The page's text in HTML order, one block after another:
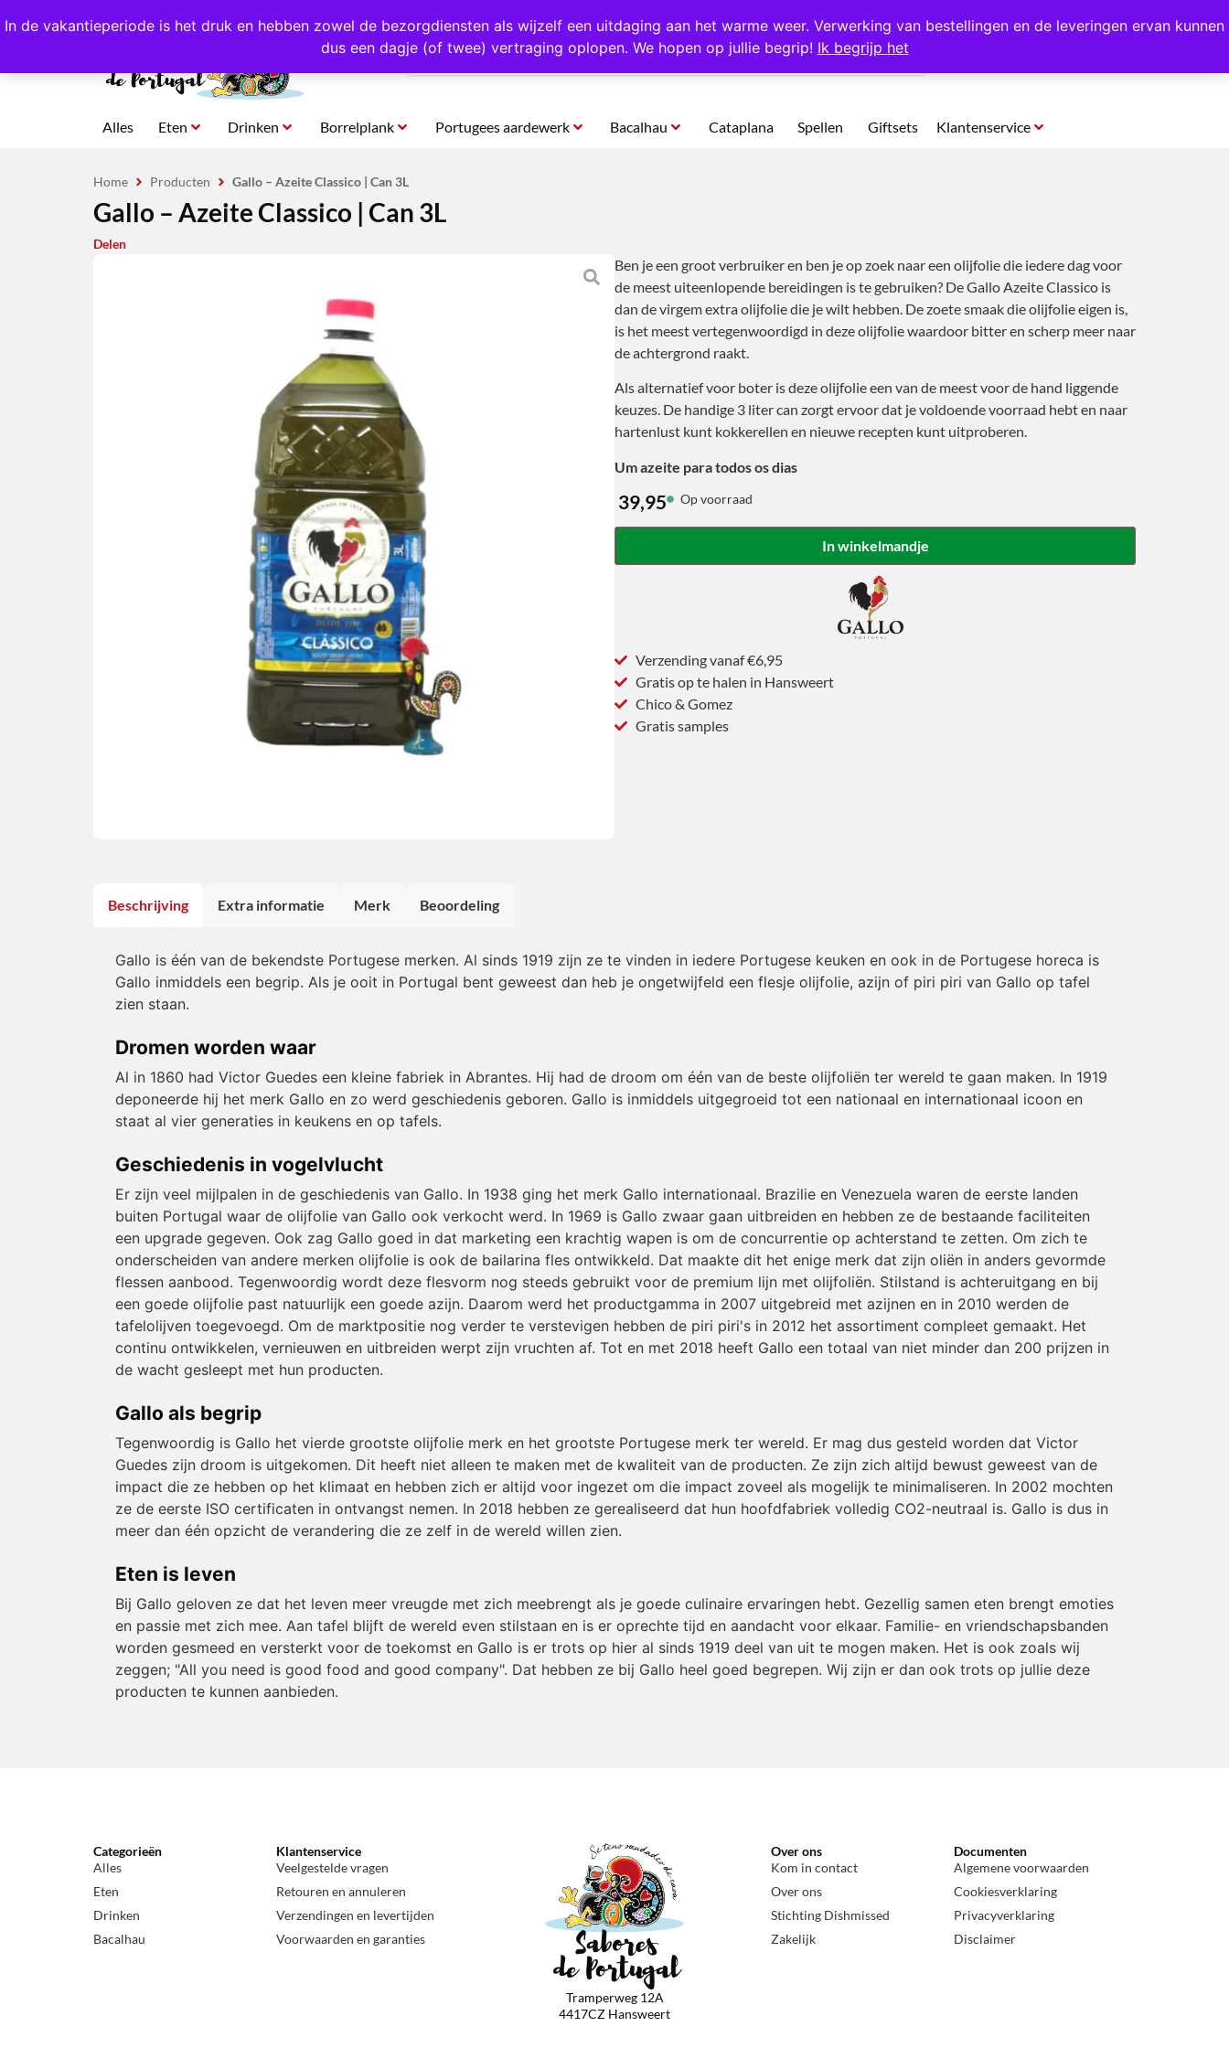
In de vakantieperiode is het druk en hebben zowel de bezorgdiensten als wijzelf een uitdaging aan het warme weer. Verwerking van bestellingen en de leveringen ervan kunnen
dus een dagje (of twee) vertraging oplopen. We hopen op jullie begrip! Ik begrijp het
4,8/5,0 sterren beoordeeld! Eigen import uit Portugal Altijd 1000 verschillende producten op voorraad Gratis op te halen in Hansweert
Alles Eten Drinken Borrelplank Portugees aardewerk Bacalhau Cataplana Spellen Giftsets Klantenservice
Home Producten Gallo – Azeite Classico | Can 3L
Gallo – Azeite Classico | Can 3L
Delen
Ben je een groot verbruiker en ben je op zoek naar een olijfolie die iedere dag voor
de meest uiteenlopende bereidingen is te gebruiken? De Gallo Azeite Classico is
dan de virgem extra olijfolie die je wilt hebben. De zoete smaak die olijfolie eigen is,
is het meest vertegenwoordigd in deze olijfolie waardoor bitter en scherp meer naar
de achtergrond raakt.
Als alternatief voor boter is deze olijfolie een van de meest voor de hand liggende
keuzes. De handige 3 liter can zorgt ervoor dat je voldoende voorraad hebt en naar
hartenlust kunt kokkerellen en nieuwe recepten kunt uitproberen.
Um azeite para todos os dias
39,95 Op voorraad
In winkelmandje
Verzending vanaf €6,95
Gratis op te halen in Hansweert
Chico & Gomez
Gratis samples
Beschrijving Extra informatie Merk Beoordeling
Gallo is één van de bekendste Portugese merken. Al sinds 1919 zijn ze te vinden in iedere Portugese keuken en ook in de Portugese horeca is
Gallo inmiddels een begrip. Als je ooit in Portugal bent geweest dan heb je ongetwijfeld een flesje olijfolie, azijn of piri piri van Gallo op tafel
zien staan.
Dromen worden waar
Al in 1860 had Victor Guedes een kleine fabriek in Abrantes. Hij had de droom om één van de beste olijfoliën ter wereld te gaan maken. In 1919
deponeerde hij het merk Gallo en zo werd geschiedenis geboren. Gallo is inmiddels uitgegroeid tot een nationaal en internationaal icoon en
staat al vier generaties in keukens en op tafels.
Geschiedenis in vogelvlucht
Er zijn veel mijlpalen in de geschiedenis van Gallo. In 1938 ging het merk Gallo internationaal. Brazilie en Venezuela waren de eerste landen
buiten Portugal waar de olijfolie van Gallo ook verkocht werd. In 1969 is Gallo zwaar gaan uitbreiden en hebben ze de bestaande faciliteiten
een upgrade gegeven. Ook zag Gallo goed in dat marketing een krachtig wapen is om de concurrentie op achterstand te zetten. Om zich te
onderscheiden van andere merken olijfolie is ook de bailarina fles ontwikkeld. Dat maakte dit het enige merk dat zijn oliën in anders gevormde
flessen aanbood. Tegenwoordig wordt deze flesvorm nog steeds gebruikt voor de premium lijn met olijfoliën. Stilstand is achteruitgang en bij
een goede olijfolie past natuurlijk een goede azijn. Daarom werd het productgamma in 2007 uitgebreid met azijnen en in 2010 werden de
tafelolijven toegevoegd. Om de marktpositie nog verder te verstevigen hebben de piri piri's in 2012 het assortiment compleet gemaakt. Het
continu ontwikkelen, vernieuwen en uitbreiden werpt zijn vruchten af. Tot en met 2018 heeft Gallo een totaal van niet minder dan 200 prijzen in
de wacht gesleept met hun producten.
Gallo als begrip
Tegenwoordig is Gallo het vierde grootste olijfolie merk en het grootste Portugese merk ter wereld. Er mag dus gesteld worden dat Victor
Guedes zijn droom is uitgekomen. Dit heeft niet alleen te maken met de kwaliteit van de producten. Ze zijn zich altijd bewust geweest van de
impact die ze hebben op het klimaat en hebben zich er altijd voor ingezet om die impact zoveel als mogelijk te minimaliseren. In 2002 mochten
ze de eerste ISO certificaten in ontvangst nemen. In 2018 hebben ze gerealiseerd dat hun hoofdfabriek volledig CO2-neutraal is. Gallo is dus in
meer dan één opzicht de verandering die ze zelf in de wereld willen zien.
Eten is leven
Bij Gallo geloven ze dat het leven meer vreugde met zich meebrengt als je goede culinaire ervaringen hebt. Gezellig samen eten brengt emoties
en passie met zich mee. Aan tafel blijft de wereld even stilstaan en is er oprechte tijd en aandacht voor elkaar. Familie- en vriendschapsbanden
worden gesmeed en versterkt voor de toekomst en Gallo is er trots op hier al sinds 1919 deel van uit te mogen maken. Het is ook zoals wij
zeggen; "All you need is good food and good company". Dat hebben ze bij Gallo heel goed begrepen. Wij zijn er dan ook trots op jullie deze
producten te kunnen aanbieden.
Categorieën
Alles
Eten
Drinken
Bacalhau
Klantenservice
Veelgestelde vragen
Retouren en annuleren
Verzendingen en levertijden
Voorwaarden en garanties
Tramperweg 12A
4417CZ Hansweert
Over ons
Kom in contact
Over ons
Stichting Dishmissed
Zakelijk
Documenten
Algemene voorwaarden
Cookiesverklaring
Privacyverklaring
Disclaimer